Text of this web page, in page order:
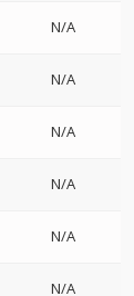
N/A
N/A
N/A
N/A
N/A
N/A